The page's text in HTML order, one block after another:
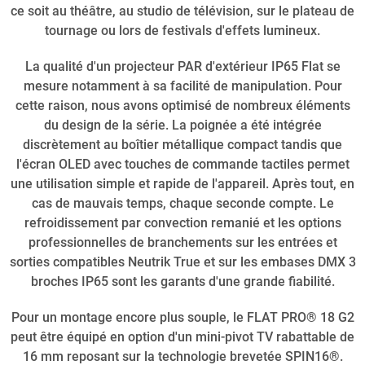
ce soit au théâtre, au studio de télévision, sur le plateau de
tournage ou lors de festivals d'effets lumineux.
La qualité d'un projecteur PAR d'extérieur IP65 Flat se
mesure notamment à sa facilité de manipulation. Pour
cette raison, nous avons optimisé de nombreux éléments
du design de la série. La poignée a été intégrée
discrètement au boîtier métallique compact tandis que
l'écran OLED avec touches de commande tactiles permet
une utilisation simple et rapide de l'appareil. Après tout, en
cas de mauvais temps, chaque seconde compte. Le
refroidissement par convection remanié et les options
professionnelles de branchements sur les entrées et
sorties compatibles Neutrik True et sur les embases DMX 3
broches IP65 sont les garants d'une grande fiabilité.
Pour un montage encore plus souple, le FLAT PRO® 18 G2
peut être équipé en option d'un mini-pivot TV rabattable de
16 mm reposant sur la technologie brevetée SPIN16®.